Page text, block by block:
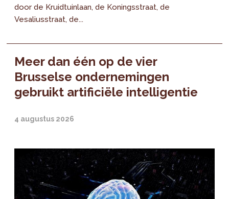
door de Kruidtuinlaan, de Koningsstraat, de
Vesaliusstraat, de...
Meer dan één op de vier
Brusselse ondernemingen
gebruikt artificiële intelligentie
4 augustus 2026